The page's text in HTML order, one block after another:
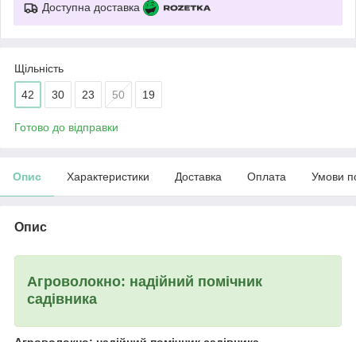
Доступна доставка
Щільність
42 30 23 50 19
Готово до відправки
Опис Характеристики Доставка Оплата Умови
Опис
Агроволокно: надійний помічник
садівника